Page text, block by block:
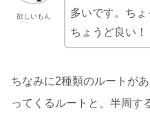
欲しいもん
多いです。ち
ちょうど良い！
ちなみに2種類のルートが
ってくるルートと、半周す